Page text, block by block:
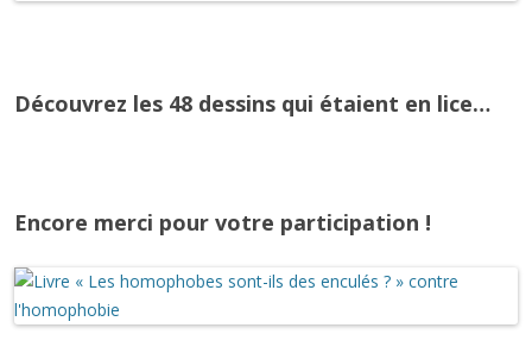
Découvrez les 48 dessins qui étaient en lice…
Encore merci pour votre participation !